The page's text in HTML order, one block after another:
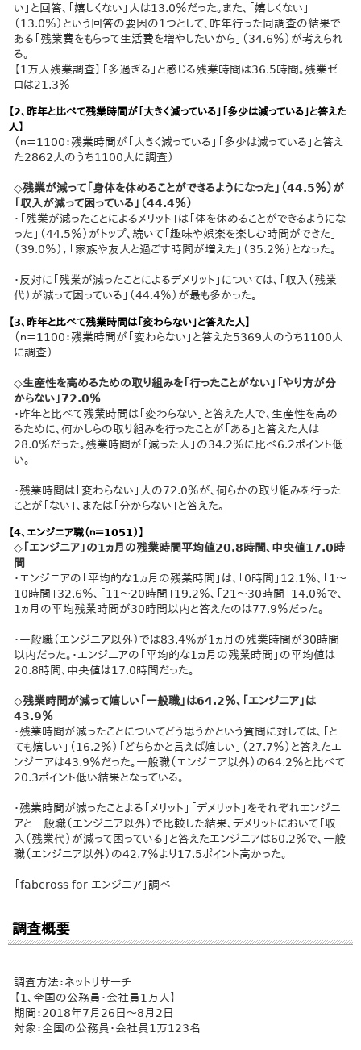
い」と回答、「嬉しくない」人は13.0％だった。また、「嬉しくない」
（13.0％）という回答の要因の1つとして、昨年行った同調査の結果で
ある「残業費をもらって生活費を増やしたいから」（34.6％）が考えられ
る。
【1万人残業調査】「多過ぎる」と感じる残業時間は36.5時間。残業ゼ
ロは21.3％
【2、昨年と比べて残業時間が「大きく減っている」「多少は減っている」と答えた
人】
（ｎ=1100：残業時間が「大きく減っている」「多少は減っている」と答え
た2862人のうち1100人に調査）
◇残業が減って「身体を休めることができるようになった」（44.5％）が
「収入が減って困っている」（44.4％）
・「残業が減ったことによるメリット」は「体を休めることができるようにな
った」（44.5％）がトップ、続いて「趣味や娯楽を楽しむ時間ができた」
（39.0％），「家族や友人と過ごす時間が増えた」（35.2％）となった。
・反対に「残業が減ったことによるデメリット」については、「収入（残業
代）が減って困っている」（44.4％）が最も多かった。
【3、昨年と比べて残業時間は「変わらない」と答えた人】
（ｎ=1100：残業時間が「変わらない」と答えた5369人のうち1100人
に調査）
◇生産性を高めるための取り組みを「行ったことがない」「やり方が分
からない」72.0％
・昨年と比べて残業時間は「変わらない」と答えた人で、生産性を高め
るために、何かしらの取り組みを行ったことが「ある」と答えた人は
28.0％だった。残業時間が「減った人」の34.2％に比べ6.2ポイント低
い。
・残業時間は「変わらない」人の72.0％が、何らかの取り組みを行った
ことが「ない」、または「分からない」と答えた。
【4、エンジニア職（ｎ＝1051）】
◇「エンジニア」の1ヵ月の残業時間平均値20.8時間、中央値17.0時
間
・エンジニアの「平均的な1ヵ月の残業時間」は、「0時間」12.1％、「1～
10時間」32.6％、「11～20時間」19.2％、「21～30時間」14.0％で、
1ヵ月の平均残業時間が30時間以内と答えたのは77.9％だった。
・一般職（エンジニア以外）では83.4％が1ヵ月の残業時間が30時間
以内だった。・エンジニアの「平均的な1ヵ月の残業時間」の平均値は
20.8時間、中央値は17.0時間だった。
◇残業時間が減って嬉しい「一般職」は64.2％、「エンジニア」は
43.9％
・残業時間が減ったことについてどう思うかという質問に対しては、「と
ても嬉しい」（16.2％）「どちらかと言えば嬉しい」（27.7％）と答えたエ
ンジニアは43.9％だった。一般職（エンジニア以外）の64.2％と比べて
20.3ポイント低い結果となっている。
・残業時間が減ったことよる「メリット」「デメリット」をそれぞれエンジニ
アと一般職（エンジニア以外）で比較した結果、デメリットにおいて「収
入（残業代）が減って困っている」と答えたエンジニアは60.2％で、一般
職（エンジニア以外）の42.7％より17.5ポイント高かった。
「fabcross for エンジニア」調べ
調査概要
調査方法：ネットリサーチ
【1、全国の公務員・会社員1万人】
期間：2018年7月26日～8月2日
対象：全国の公務員・会社員1万123名